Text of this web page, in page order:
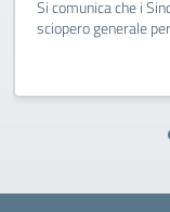
Si comunica che i
sciopero generale